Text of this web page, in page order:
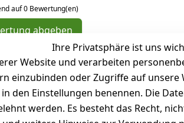
auf 0 Bewertung(en)
abgeben
( 0 )
( 0 )
( 0 )
( 0 )
Ihre Privatsphäre ist uns
Website und verarbeiten
einzubinden oder Zugriffe auf
den Einstellungen benennen. Die
werden. Es besteht das Recht,